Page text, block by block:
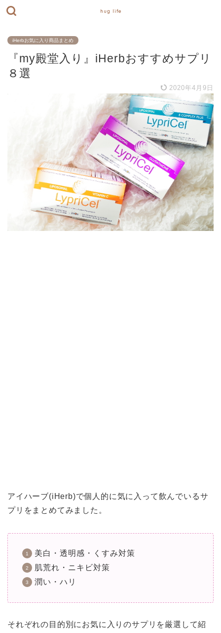
hug life
iHerbお気に入り商品まとめ
『my殿堂入り』iHerbおすすめサプリ
８選
2020年4月9日
アイハーブ(iHerb)で個人的に気に入って飲んでいるサ
プリをまとめてみました。
美白・透明感・くすみ対策
肌荒れ・ニキビ対策
潤い・ハリ
それぞれの目的別にお気に入りのサプリを厳選して紹